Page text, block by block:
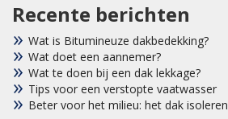
Recente berichten
Wat is Bitumineuze dakbedekking?
Wat doet een aannemer?
Wat te doen bij een dak lekkage?
Tips voor een verstopte vaatwasser
Beter voor het milieu: het dak isoleren